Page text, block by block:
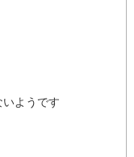
ようです